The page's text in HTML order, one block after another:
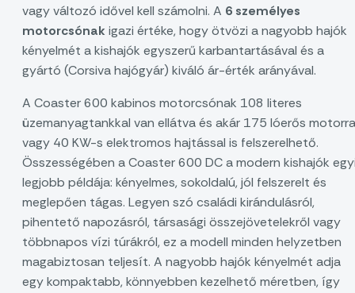
vagy változó idővel kell számolni. A 6 személyes
motorcsónak igazi értéke, hogy ötvözi a nagyobb hajók
kényelmét a kishajók egyszerű karbantartásával és a
gyártó (Corsiva hajógyár) kiváló ár-érték arányával.
A Coaster 600 kabinos motorcsónak 108 literes
üzemanyagtankkal van ellátva és akár 175 lóerős
vagy 40 KW-s elektromos hajtással is felszerelhető.
Összességében a Coaster 600 DC a modern kishajók
legjobb példája: kényelmes, sokoldalú, jól felszerelt és
meglepően tágas. Legyen szó családi kirándulásról,
pihentető napozásról, társasági összejövetelekről vagy
többnapos vízi túrákról, ez a modell minden helyzetben
magabiztosan teljesít. A nagyobb hajók kényelmét adja
egy kompaktabb, könnyebben kezelhető méretben, így